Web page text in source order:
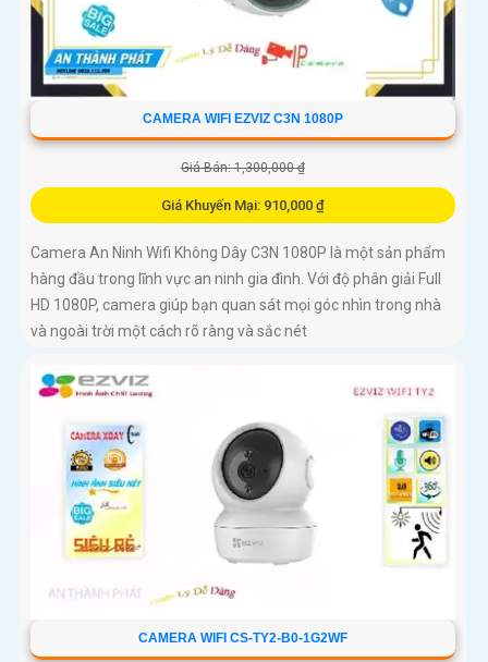
CAMERA WIFI EZVIZ C3N 1080P
Giá Bán: 1,300,000 ₫
Giá Khuyến Mại: 910,000 ₫
Camera An Ninh Wifi Không Dây C3N 1080P là một sản phẩm
hàng đầu trong lĩnh vực an ninh gia đình. Với độ phân giải Full
HD 1080P, camera giúp bạn quan sát mọi góc nhìn trong nhà
và ngoài trời một cách rõ ràng và sắc nét
CAMERA WIFI CS-TY2-B0-1G2WF